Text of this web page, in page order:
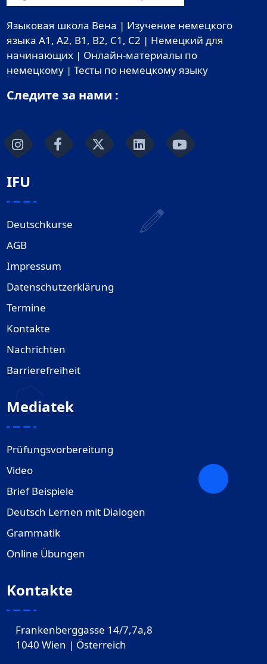
Языковая школа Вена | Изучение немецкого
языка A1, A2, B1, B2, C1, C2 | Немецкий для
начинающих | Онлайн-материалы по
немецкому | Тесты по немецкому языку
Следите за нами :
IFU
Deutschkurse
AGB
Impressum
Datenschutzerklärung
Termine
Kontakte
Nachrichten
Barrierefreiheit
Mediatek
Prüfungsvorbereitung
Video
Brief Beispiele
Deutsch Lernen mit Dialogen
Grammatik
Online Übungen
Kontakte
Frankenberggasse 14/7,7a,8
1040 Wien | Österreich